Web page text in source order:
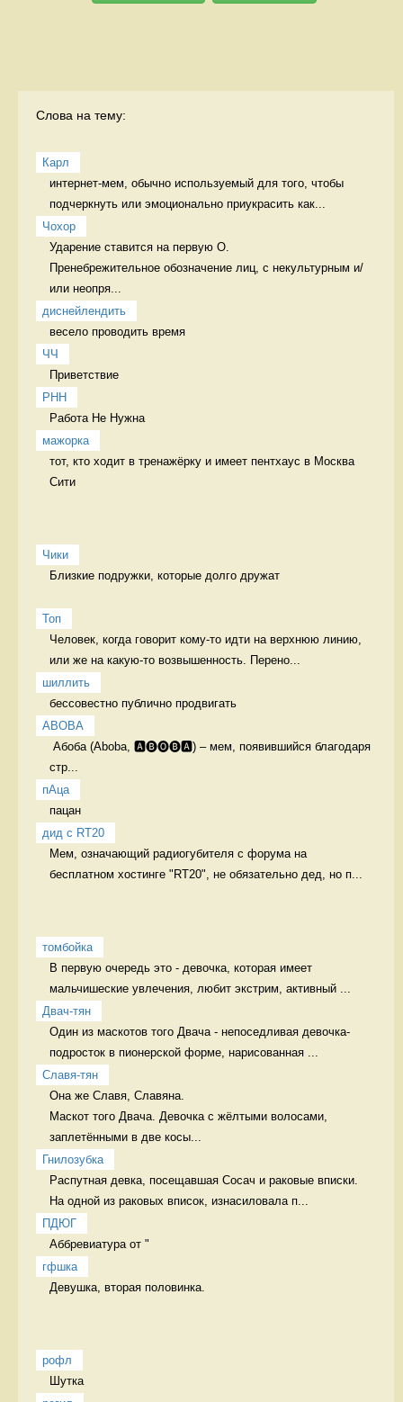
Слова на тему:
Карл
интернет-мем, обычно используемый для того, чтобы
подчеркнуть или эмоционально приукрасить как...
Чохор
Ударение ставится на первую О.
Пренебрежительное обозначение лиц, с некультурным и/
или неопря...
диснейлендить
весело проводить время
ЧЧ
Приветствие
РНН
Работа Не Нужна
мажорка
тот, кто ходит в тренажёрку и имеет пентхаус в Москва
Сити
Чики
Близкие подружки, которые долго дружат
Топ
Человек, когда говорит кому-то идти на верхнюю линию,
или же на какую-то возвышенность. Перено...
шиллить
бессовестно публично продвигать
ABOBA
стр...
пАца
пацан
дид с RT20
Мем, означающий радиогубителя с форума на
бесплатном хостинге "RT20", не обязательно дед, но п...
томбойка
В первую очередь это - девочка, которая имеет
мальчишеские увлечения, любит экстрим, активный ...
Двач-тян
Один из маскотов того Двача - непоседливая девочка-
подросток в пионерской форме, нарисованная ...
Славя-тян
Она же Славя, Славяна.
Маскот того Двача. Девочка с жёлтыми волосами,
заплетёнными в две косы...
Гнилозубка
Распутная девка, посещавшая Сосач и раковые вписки.
На одной из раковых вписок, изнасиловала п...
ПДЮГ
Аббревиатура от "
гфшка
Девушка, вторая половинка.
рофл
Шутка